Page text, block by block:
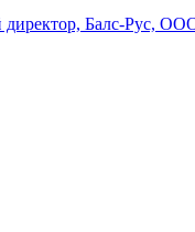
директор, Балс-Рус,